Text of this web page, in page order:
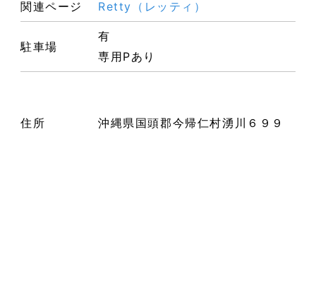
関連ページ Retty（レッティ）
駐車場
有
専用Pあり
住所 沖縄県国頭郡今帰仁村湧川６９９